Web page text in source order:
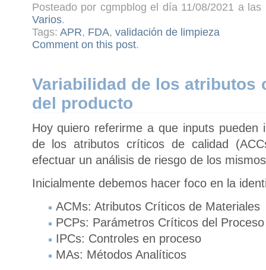
Posteado por cgmpblog el día 11/08/2021 a
Varios.
Tags: APR, FDA, validación de limpieza
Comment on this post.
Variabilidad de los atributos
del producto
Hoy quiero referirme a que inputs pueden
de los atributos críticos de calidad
efectuar un análisis de riesgo de los
Inicialmente debemos hacer foco en la
ACMs: Atributos Críticos de Materiales
PCPs: Parámetros Críticos del Proceso
IPCs: Controles en proceso
MAs: Métodos Analíticos